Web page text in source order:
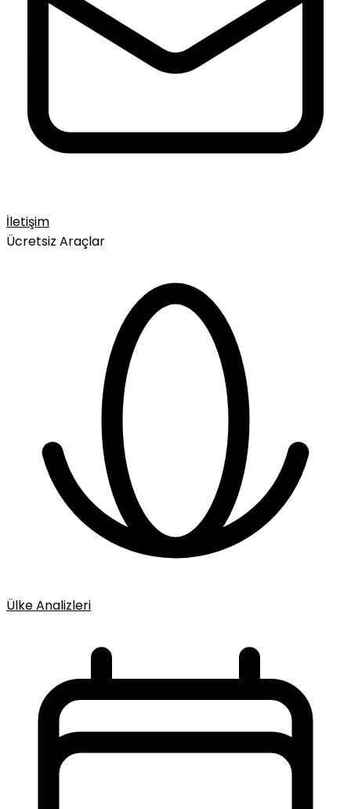
İletişim
Ücretsiz Araçlar
Ülke Analizleri